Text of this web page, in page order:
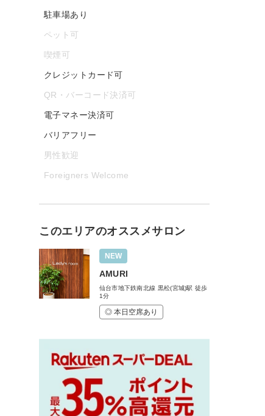
駐車場あり
ペット可
喫煙可
クレジットカード可
QR・バーコード決済可
電子マネー決済可
バリアフリー
男性歓迎
Foreigners Welcome
このエリアのオススメサロン
NEW
AMURI
仙台市地下鉄南北線 黒松(宮城)駅 徒歩
1分
◎ 本日空席あり